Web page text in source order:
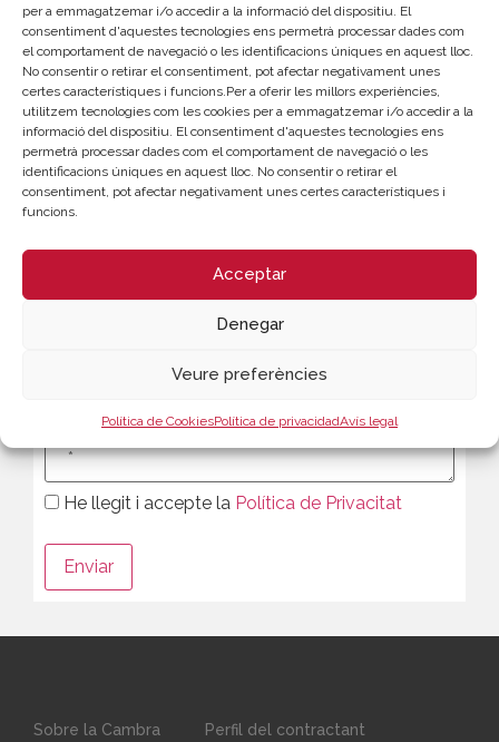
per a emmagatzemar i/o accedir a la informació del dispositiu. El
consentiment d'aquestes tecnologies ens permetrà processar dades com
el comportament de navegació o les identificacions úniques en aquest lloc.
No consentir o retirar el consentiment, pot afectar negativament unes
certes característiques i funcions.Per a oferir les millors experiències,
utilitzem tecnologies com les cookies per a emmagatzemar i/o accedir a la
informació del dispositiu. El consentiment d'aquestes tecnologies ens
permetrà processar dades com el comportament de navegació o les
identificacions úniques en aquest lloc. No consentir o retirar el
consentiment, pot afectar negativament unes certes característiques i
funcions.
Acceptar
Denegar
Veure preferències
Política de CookiesPolítica de privacidadAvís legal
CONTACTE
Alberto Rodrigo
963 103 943
albertorodrigo@camaravalencia.com
He llegit i accepte la Política de Privacitat
Sobre la Cambra
Perfil del contractant